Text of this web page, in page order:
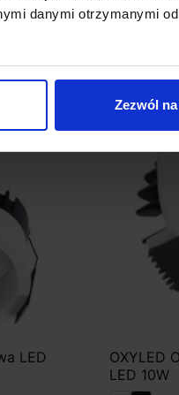
danymi otrzymanymi
Zezwól
LED
OXYLED
LED 10W